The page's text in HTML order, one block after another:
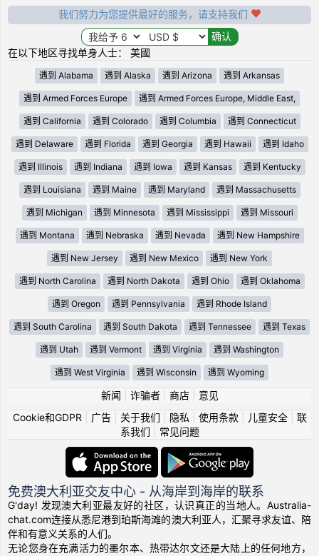
我们努力为您提供最好的服务，请支持我们
在以下地区寻找单身人士： 美國
遇到 Alabama 遇到 Alaska 遇到 Arizona 遇到 Arkansas
遇到 Armed Forces Europe 遇到 Armed Forces Europe, Middle East,
遇到 California 遇到 Colorado 遇到 Columbia 遇到 Connecticut
遇到 Delaware 遇到 Florida 遇到 Georgia 遇到 Hawaii 遇到 Idaho
遇到 Illinois 遇到 Indiana 遇到 Iowa 遇到 Kansas 遇到 Kentucky
遇到 Louisiana 遇到 Maine 遇到 Maryland 遇到 Massachusetts
遇到 Michigan 遇到 Minnesota 遇到 Mississippi 遇到 Missouri
遇到 Montana 遇到 Nebraska 遇到 Nevada 遇到 New Hampshire
遇到 New Jersey 遇到 New Mexico 遇到 New York
遇到 North Carolina 遇到 North Dakota 遇到 Ohio 遇到 Oklahoma
遇到 Oregon 遇到 Pennsylvania 遇到 Rhode Island
遇到 South Carolina 遇到 South Dakota 遇到 Tennessee 遇到 Texas
遇到 Utah 遇到 Vermont 遇到 Virginia 遇到 Washington
遇到 West Virginia 遇到 Wisconsin 遇到 Wyoming
新闻 诈骗者| 商店| 意见
Cookie和GDPR
广告| 关于我们 隐私 使用条款| 儿童安全| 联
系我们
常见问题
免费澳大利亚交友中心 - 从海岸到海岸的联系
G'day! 发现澳大利亚最友好的社区，认识真正的当地人。Australia-
chat.com连接从悉尼港到珀斯海滩的澳大利亚人，汇聚寻求友谊、陪
伴和有意义关系的人们。
无论您身在充满活力的墨尔本、热带达尔文还是大陆上的任何地方，